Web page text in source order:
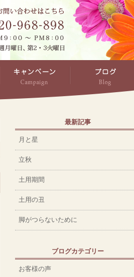
最新記事
月と星
立秋
土用期間
土用の丑
脚がつらないために
ブログカテゴリー
お客様の声